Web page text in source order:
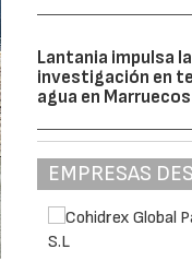
Lantania impulsa
investigación en
agua en Marruecos
EMPRESAS